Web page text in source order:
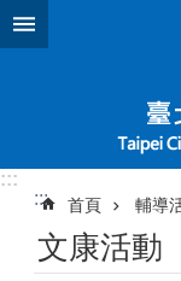
跳到主要內容區塊
:::
:::
首頁 輔導
文康活動